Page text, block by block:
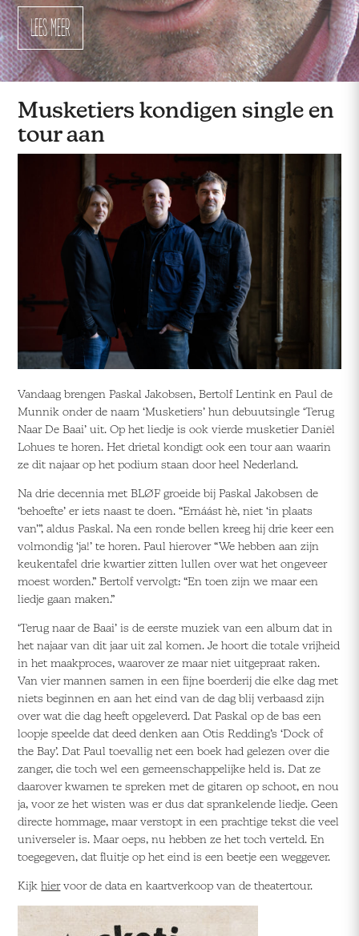
LEES MEER
LEES MEER
LEES MEER
LEES MEER
Musketiers kondigen single en
tour aan
Vandaag brengen Paskal Jakobsen, Bertolf Lentink en Paul de
Munnik onder de naam ‘Musketiers’ hun debuutsingle ‘Terug
Naar De Baai’ uit. Op het liedje is ook vierde musketier Daniël
Lohues te horen. Het drietal kondigt ook een tour aan waarin
ze dit najaar op het podium staan door heel Nederland.
Na drie decennia met BLØF groeide bij Paskal Jakobsen de
‘behoefte’ er iets naast te doen. “Ernáást hè, niet ‘in plaats
van’”, aldus Paskal. Na een ronde bellen kreeg hij drie keer een
volmondig ‘ja!’ te horen. Paul hierover “We hebben aan zijn
keukentafel drie kwartier zitten lullen over wat het ongeveer
moest worden.” Bertolf vervolgt: “En toen zijn we maar een
liedje gaan maken.”
‘Terug naar de Baai’ is de eerste muziek van een album dat in
het najaar van dit jaar uit zal komen. Je hoort die totale vrijheid
in het maakproces, waarover ze maar niet uitgepraat raken.
Van vier mannen samen in een fijne boerderij die elke dag met
niets beginnen en aan het eind van de dag blij verbaasd zijn
over wat die dag heeft opgeleverd. Dat Paskal op de bas een
loopje speelde dat deed denken aan Otis Redding’s ‘Dock of
the Bay’. Dat Paul toevallig net een boek had gelezen over die
zanger, die toch wel een gemeenschappelijke held is. Dat ze
daarover kwamen te spreken met de gitaren op schoot, en nou
ja, voor ze het wisten was er dus dat sprankelende liedje. Geen
directe hommage, maar verstopt in een prachtige tekst die veel
universeler is. Maar oeps, nu hebben ze het toch verteld. En
toegegeven, dat fluitje op het eind is een beetje een weggever.
Kijkhiervoor de data en kaartverkoop van de theatertour.